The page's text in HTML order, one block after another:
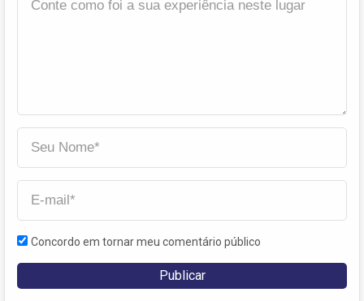
Concordo em tornar meu comentário público